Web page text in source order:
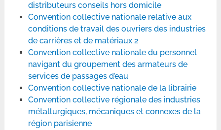
distributeurs conseils hors domicile
Convention collective nationale relative aux
conditions de travail des ouvriers des industries
de carrières et de matériaux 2
Convention collective nationale du personnel
navigant du groupement des armateurs de
services de passages d’eau
Convention collective nationale de la librairie
Convention collective régionale des industries
métallurgiques, mécaniques et connexes de la
région parisienne